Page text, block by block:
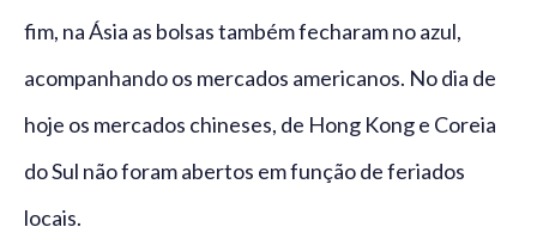
fim, na Ásia as bolsas também fecharam no azul,
acompanhando os mercados americanos. No dia de
hoje os mercados chineses, de Hong Kong e Coreia
do Sul não foram abertos em função de feriados
locais.